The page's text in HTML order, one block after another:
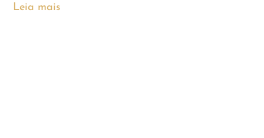
Leia mais